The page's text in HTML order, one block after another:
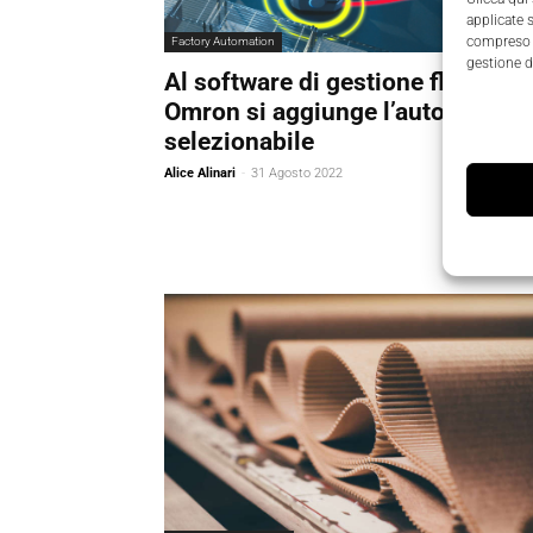
applicate
gestione
Factory Automation
Al software di gestione flotte
Omron si aggiunge l’autonomia
selezionabile
Alice Alinari - 31 Agosto 2022